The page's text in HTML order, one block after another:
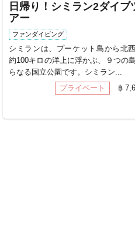
日帰り！シミラン2ダイブ
アー
ファンダイビング
シミランは、プーケット島から北
約100キロの洋上に浮かぶ、９つの
らなる国立公園です。シミラン...
プライベート
฿